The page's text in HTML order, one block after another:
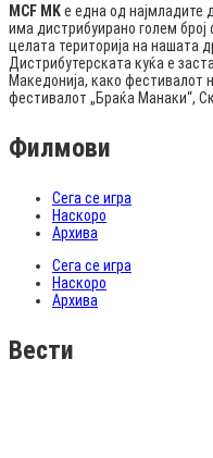
MCF MKе една од најмладите
има дистрибуирано голем
целата територија на нашата
Дистрибутерската куќа е
Македонија, како фестивалот
фестивалот „Браќа Манаки“,
Филмови
Сега се игра
Наскоро
Архива
Сега се игра
Наскоро
Архива
Вести